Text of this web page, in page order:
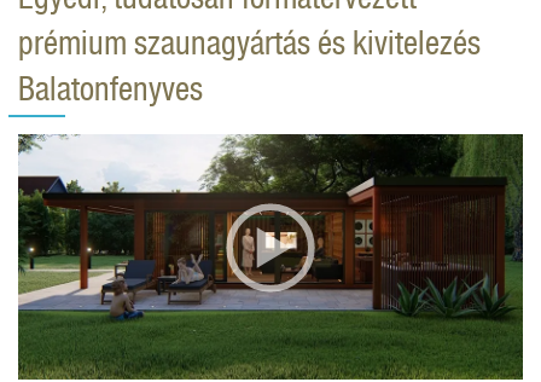
prémium szaunagyártás és kivitelezés
Balatonfenyves